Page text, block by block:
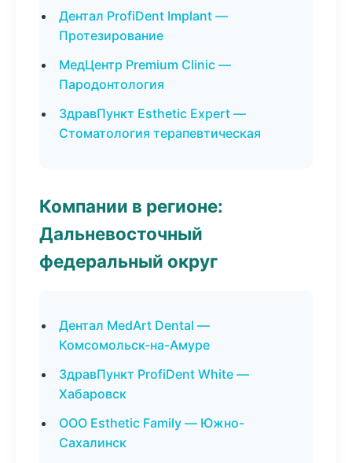
Дентал ProfiDent Implant —
Протезирование
МедЦентр Premium Clinic —
Пародонтология
ЗдравПункт Esthetic Expert —
Стоматология терапевтическая
Компании в регионе:
Дальневосточный
федеральный округ
Дентал MedArt Dental —
Комсомольск-на-Амуре
ЗдравПункт ProfiDent White —
Хабаровск
ООО Esthetic Family — Южно-
Сахалинск